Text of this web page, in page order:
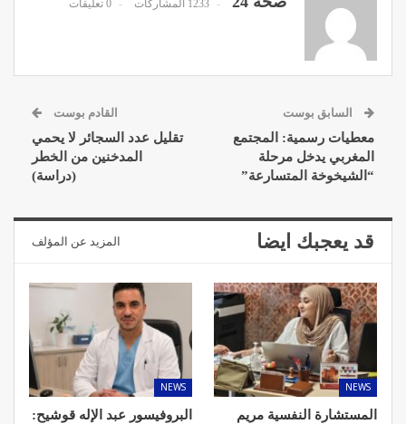
1233 المشاركات 0 تعليقات
السابق بوست
معطيات رسمية: المجتمع
المغربي يدخل مرحلة
“الشيخوخة المتسارعة”
القادم بوست
تقليل عدد السجائر لا يحمي
المدخنين من الخطر
(دراسة)
قد يعجبك ايضا المزيد عن المؤلف
NEWS
المستشارة النفسية مريم
NEWS
البروفيسور عبد الإله قوشيح: